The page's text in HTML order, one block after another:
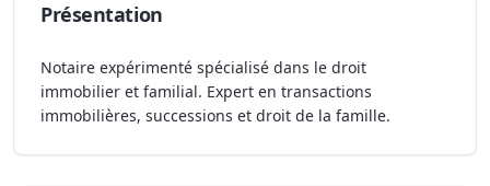
Présentation
Notaire expérimenté spécialisé dans le droit
immobilier et familial. Expert en transactions
immobilières, successions et droit de la famille.